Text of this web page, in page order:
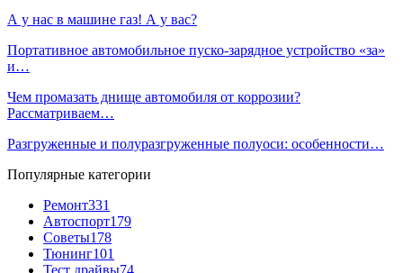
А у нас в машине газ! А у вас?
Портативное автомобильное пуско-зарядное устройство «за»
и…
Чем промазать днище автомобиля от коррозии?
Рассматриваем…
Разгруженные и полуразгруженные полуоси: особенности…
Популярные категории
Ремонт331
Автоспорт179
Советы178
Тюнинг101
Тест драйвы74